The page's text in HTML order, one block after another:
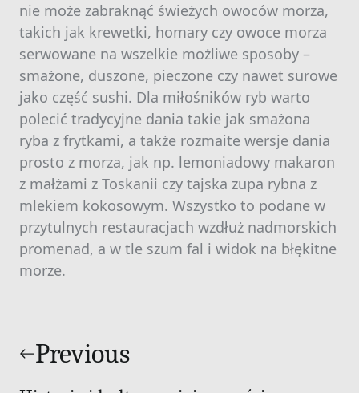
nie może zabraknąć świeżych owoców morza,
takich jak krewetki, homary czy owoce morza
serwowane na wszelkie możliwe sposoby –
smażone, duszone, pieczone czy nawet surowe
jako część sushi. Dla miłośników ryb warto
polecić tradycyjne dania takie jak smażona
ryba z frytkami, a także rozmaite wersje dania
prosto z morza, jak np. lemoniadowy makaron
z małżami z Toskanii czy tajska zupa rybna z
mlekiem kokosowym. Wszystko to podane w
przytulnych restauracjach wzdłuż nadmorskich
promenad, a w tle szum fal i widok na błękitne
morze.
wpisu
Previous